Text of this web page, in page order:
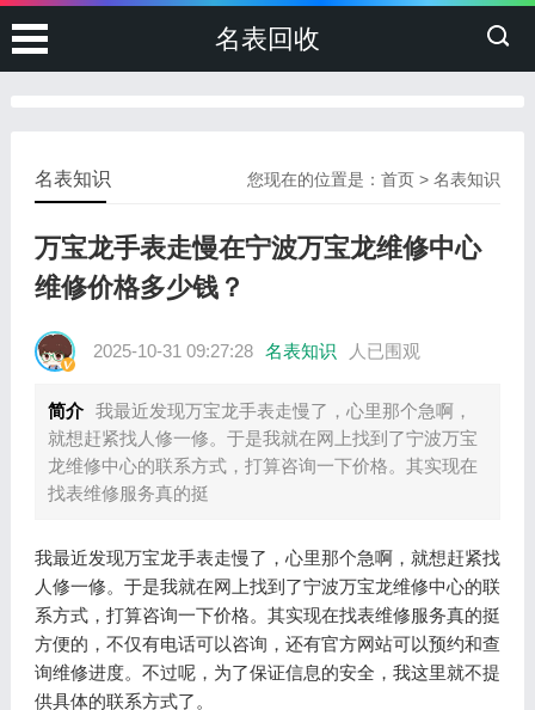
名表回收
您现在的位置是：首页 >名表知识
名表知识
万宝龙手表走慢在宁波万宝龙维修中心
维修价格多少钱？
2025-10-31 09:27:28 名表知识 人已围观
简介 我最近发现万宝龙手表走慢了，心里那个急啊，
就想赶紧找人修一修。于是我就在网上找到了宁波万宝
龙维修中心的联系方式，打算咨询一下价格。其实现在
找表维修服务真的挺
我最近发现万宝龙手表走慢了，心里那个急啊，就想赶紧找
人修一修。于是我就在网上找到了宁波万宝龙维修中心的联
系方式，打算咨询一下价格。其实现在找表维修服务真的挺
方便的，不仅有电话可以咨询，还有官方网站可以预约和查
询维修进度。不过呢，为了保证信息的安全，我这里就不提
供具体的联系方式了。